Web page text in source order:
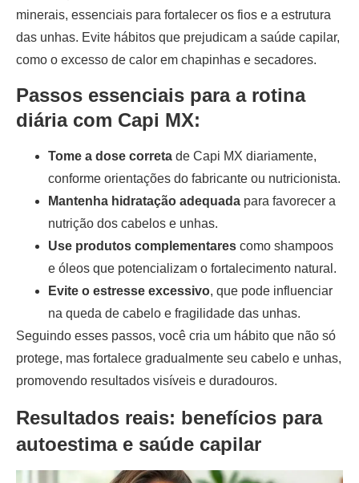
minerais, essenciais para fortalecer os fios e a estrutura
das unhas. Evite hábitos que prejudicam a saúde capilar,
como o excesso de calor em chapinhas e secadores.
Passos essenciais para a rotina
diária com Capi MX:
Tome a dose correta de Capi MX diariamente,
conforme orientações do fabricante ou nutricionista.
Mantenha hidratação adequada para favorecer a
nutrição dos cabelos e unhas.
Use produtos complementares como shampoos
e óleos que potencializam o fortalecimento natural.
Evite o estresse excessivo, que pode influenciar
na queda de cabelo e fragilidade das unhas.
Seguindo esses passos, você cria um hábito que não só
protege, mas fortalece gradualmente seu cabelo e unhas,
promovendo resultados visíveis e duradouros.
Resultados reais: benefícios para
autoestima e saúde capilar